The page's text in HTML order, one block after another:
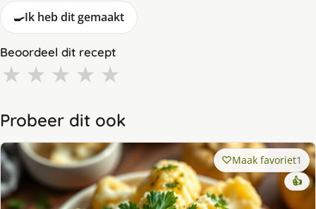
🍳Ik heb dit gemaakt
Beoordeel dit recept
★ ★ ★ ★ ★
Probeer dit ook
Maak favoriet1
👍